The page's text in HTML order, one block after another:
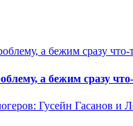
а бежим сразу